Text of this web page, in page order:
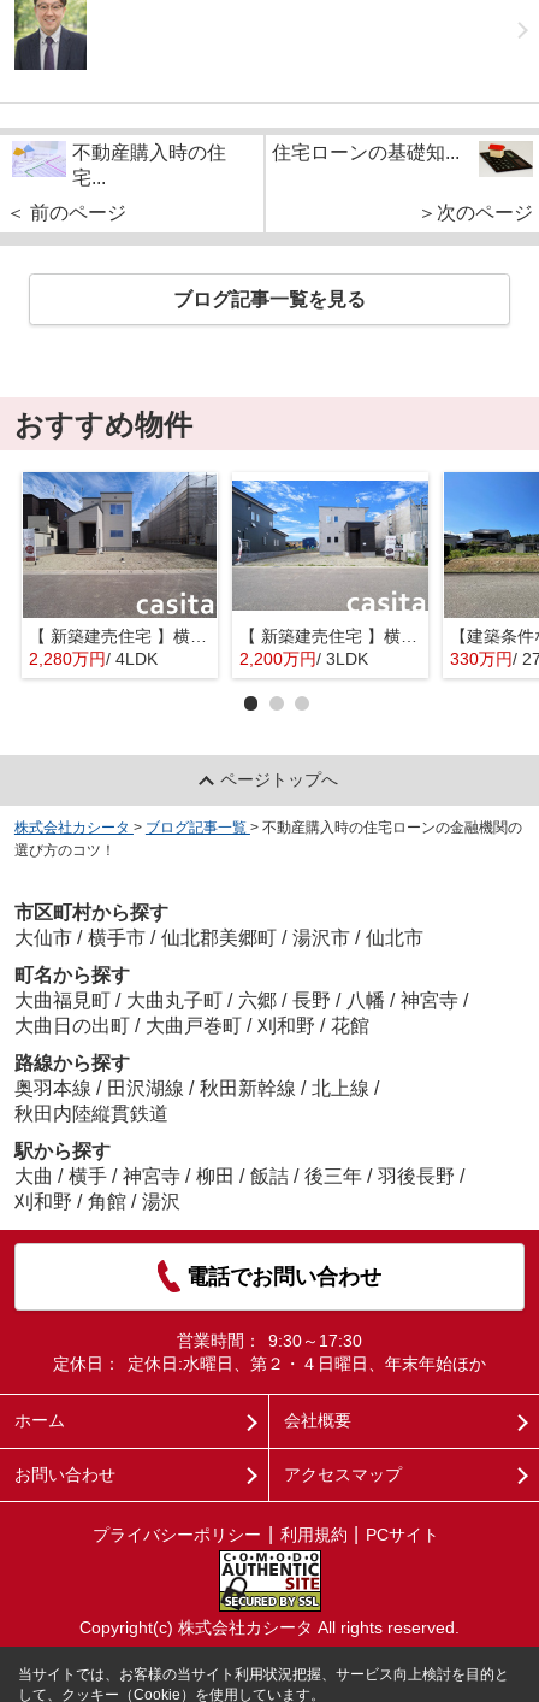
不動産購入時の住
宅...
＜ 前のページ
住宅ローンの基礎知...
＞次のページ
ブログ記事一覧を見る
おすすめ物件
【 新築建売住宅 】横手市八幡字長者町No58 横手北小学校区のオール電化 4LDK
2,280万円/ 4LDK
【 新築建売住宅 】横手市八幡字長者町No50 横手北小学校区のオール電化 3LDK
2,200万円/ 3LDK 330万円/
ページトップへ
株式会社カシータ > ブログ記事一覧 > 不動産購入時の住宅ローンの金融機関の
選び方のコツ！
市区町村から探す
大仙市 / 横手市 / 仙北郡美郷町 / 湯沢市 / 仙北市
町名から探す
大曲福見町 / 大曲丸子町 / 六郷 / 長野 / 八幡 / 神宮寺 /
大曲日の出町 / 大曲戸巻町 / 刈和野 / 花館
路線から探す
奥羽本線 / 田沢湖線 / 秋田新幹線 / 北上線 /
秋田内陸縦貫鉄道
駅から探す
大曲 / 横手 / 神宮寺 / 柳田 / 飯詰 / 後三年 / 羽後長野 /
刈和野 / 角館 / 湯沢
電話でお問い合わせ
営業時間：
9:30～17:30
定休日：
定休日:水曜日、第２・４日曜日、年末年始ほか
ホーム 会社概要
お問い合わせ アクセスマップ
プライバシーポリシー 利用規約 PCサイト
Copyright(c) 株式会社カシータ All rights reserved.
当サイトでは、お客様の当サイト利用状況把握、サービス向上検討を目的と
して、クッキー（Cookie）を使用しています。